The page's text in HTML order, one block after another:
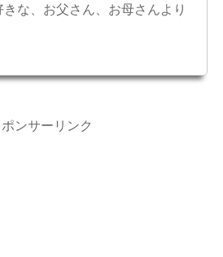
な、お父さん、お母さんより
ポンサーリンク